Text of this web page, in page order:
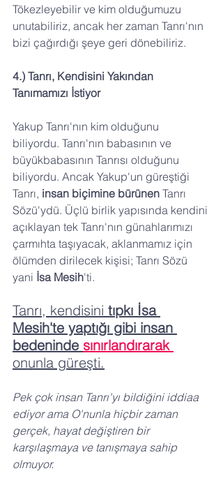
Tökezleyebilir ve kim olduğumuzu
unutabiliriz, ancak her zaman Tanrı'nın
bizi çağırdığı şeye geri dönebiliriz.
4.) Tanrı, Kendisini Yakından
Tanımamızı İstiyor
Yakup Tanrı'nın kim olduğunu
biliyordu. Tanrı'nın babasının ve
büyükbabasının Tanrısı olduğunu
biliyordu. Ancak Yakup'un güreştiği
Tanrı, insan biçimine bürünen Tanrı
Sözü'ydü. Üçlü birlik yapısında kendini
açıklayan tek Tanrı'nın günahlarımızı
çarmıhta taşıyacak, aklanmamız için
ölümden dirilecek kişisi; Tanrı Sözü
yani İsa Mesih'ti.
Tanrı, kendisini tıpkı İsa
Mesih'te yaptığı gibi insan
bedeninde sınırlandırarak
onunla güreşti.
Pek çok insan Tanrı'yı bildiğini iddiaa
ediyor ama O'nunla hiçbir zaman
gerçek, hayat değiştiren bir
karşılaşmaya ve tanışmaya sahip
olmuyor.